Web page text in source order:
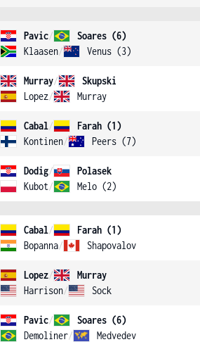
Pavic/
Soares (6)
Klaasen/ Venus (3)
Murray/
Skupski
Lopez/ Murray
Cabal/
Farah (1)
Kontinen/ Peers (7)
Dodig/
Polasek
Kubot/ Melo (2)
Cabal/
Farah (1)
Bopanna/ Shapovalov
Lopez/
Murray
Harrison/ Sock
Pavic/
Soares (6)
Demoliner/ Medvedev